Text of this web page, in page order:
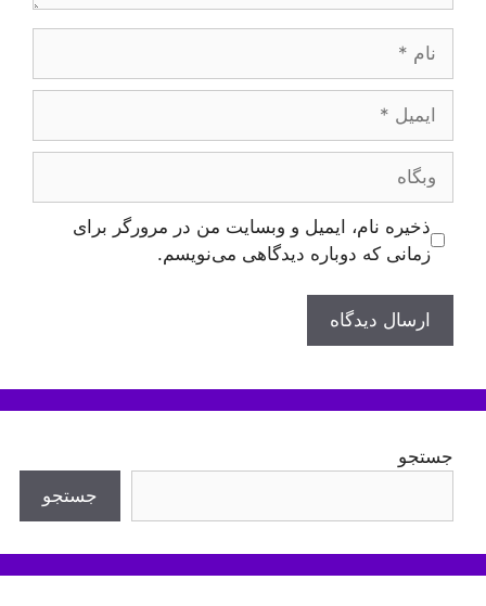
وبگاه
ذخیره نام، ایمیل و وبسایت من در مرورگر برای
زمانی که دوباره دیدگاهی می‌نویسم.
جستجو
جستجو